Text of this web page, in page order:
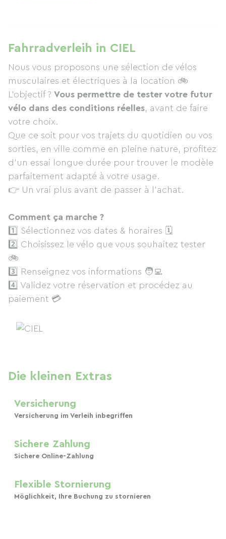
Fahrradverleih in CIEL
Nous vous proposons une sélection de vélos
musculaires et électriques à la location 🚲
L’objectif ? Vous permettre de tester votre futur
vélo dans des conditions réelles, avant de faire
votre choix.
Que ce soit pour vos trajets du quotidien ou vos
sorties, en ville comme en pleine nature, profitez
d’un essai longue durée pour trouver le modèle
parfaitement adapté à votre usage.
👉 Un vrai plus avant de passer à l’achat.
Comment ça marche ?
1️⃣ Sélectionnez vos dates & horaires 🗓
2️⃣ Choisissez le vélo que vous souhaitez tester
🚲
3️⃣ Renseignez vos informations 🧑‍💻
4️⃣ Validez votre réservation et procédez au
paiement 💳
Die kleinen Extras
Versicherung
Versicherung im Verleih inbegriffen
Sichere Zahlung
Sichere Online-Zahlung
Flexible Stornierung
Möglichkeit, Ihre Buchung zu stornieren